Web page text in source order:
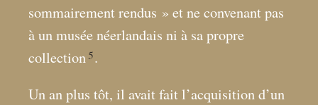
sommairement rendus » et ne convenant pas
à un musée néerlandais ni à sa propre
collection 5.
Un an plus tôt, il avait fait l’acquisition d’un